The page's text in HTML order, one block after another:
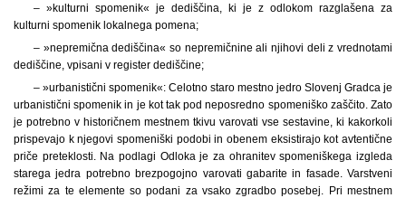
– »kulturni spomenik« je dediščina, ki je z odlokom razglašena za
kulturni spomenik lokalnega pomena;
– »nepremična dediščina« so nepremičnine ali njihovi deli z vrednotami
dediščine, vpisani v register dediščine;
– »urbanistični spomenik«: Celotno staro mestno jedro Slovenj Gradca je
urbanistični spomenik in je kot tak pod neposredno spomeniško zaščito. Zato
je potrebno v historičnem mestnem tkivu varovati vse sestavine, ki kakorkoli
prispevajo k njegovi spomeniški podobi in obenem eksistirajo kot avtentične
priče preteklosti. Na podlagi Odloka je za ohranitev spomeniškega izgleda
starega jedra potrebno brezpogojno varovati gabarite in fasade. Varstveni
režimi za te elemente so podani za vsako zgradbo posebej. Pri mestnem